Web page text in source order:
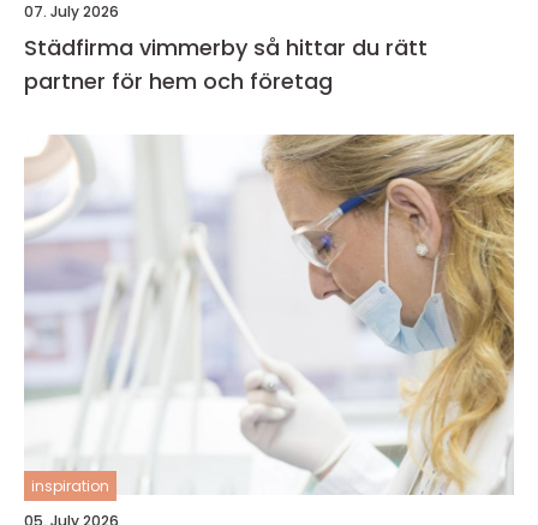
07. July 2026
Städfirma vimmerby så hittar du rätt
partner för hem och företag
inspiration
05. July 2026